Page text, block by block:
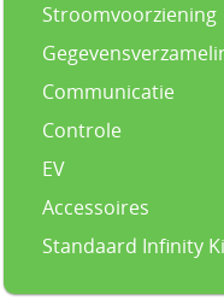
Stroomvoorziening
Communicatie
Controle
EV
Accessoires
Standaard Infinity